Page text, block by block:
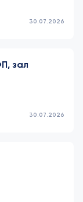
30.07.2026
зал
30.07.2026